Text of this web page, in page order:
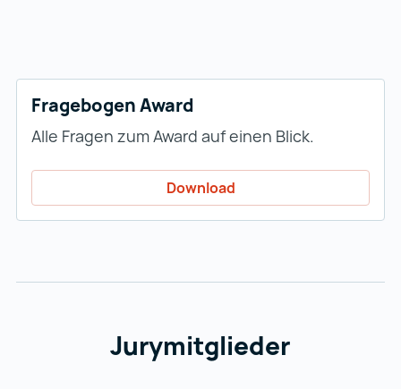
Fragebogen Award
Alle Fragen zum Award auf einen Blick.
Download
Jurymitglieder